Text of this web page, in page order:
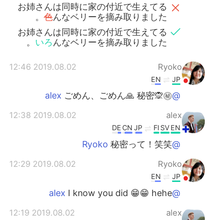
お姉さんは同時に家の付近で生えてる
色んなベリーを摘み取りました。
お姉さんは同時に家の付近で生えてる
いろんなベリーを摘み取りました。
Ryoko
2019.08.02 12:46
JP
EN
@alex
ごめん、ごめん🙏 秘密🙊㊙️
alex
2019.08.02 12:38
EN
SV
FI
JP
CN
DE
@Ryoko
秘密って！笑笑
Ryoko
2019.08.02 12:29
JP
EN
@alex
I know you did 😁😁 hehe
alex
2019.08.02 12:19